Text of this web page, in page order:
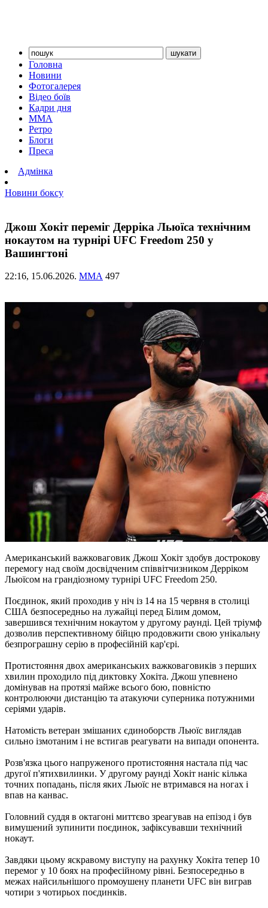
Головна
Новини
Фотогалерея
Відео боїв
Кадри дня
ММА
Ретро
Блоги
Преса
Адмінка
Новини боксу
Джош Хокіт переміг Дерріка Льюїса технічним
нокаутом на турнірі UFC Freedom 250 у
Вашингтоні
22:16, 15.06.2026. ММА 497
Американський важковаговик Джош Хокіт здобув дострокову
перемогу над своїм досвідченим співвітчизником Дерріком
Льюїсом на грандіозному турнірі UFC Freedom 250.
Поєдинок, який проходив у ніч із 14 на 15 червня в столиці
США безпосередньо на лужайці перед Білим домом,
завершився технічним нокаутом у другому раунді. Цей тріумф
дозволив перспективному бійцю продовжити свою унікальну
безпрограшну серію в професійній кар'єрі.
Протистояння двох американських важковаговиків з перших
хвилин проходило під диктовку Хокіта. Джош упевнено
домінував на протязі майже всього бою, повністю
контролюючи дистанцію та атакуючи суперника потужними
серіями ударів.
Натомість ветеран змішаних єдиноборств Льюїс виглядав
сильно ізмотаним і не встигав реагувати на випади опонента.
Розв'язка цього напруженого протистояння настала під час
другої п'ятихвилинки. У другому раунді Хокіт наніс кілька
точних попадань, після яких Льюїс не втримався на ногах і
впав на канвас.
Головний суддя в октагоні миттєво зреагував на епізод і був
вимушений зупинити поєдинок, зафіксувавши технічний
нокаут.
Завдяки цьому яскравому виступу на рахунку Хокіта тепер 10
перемог у 10 боях на професійному рівні. Безпосередньо в
межах найсильнішого промоушену планети UFC він виграв
чотири з чотирьох поєдинків.